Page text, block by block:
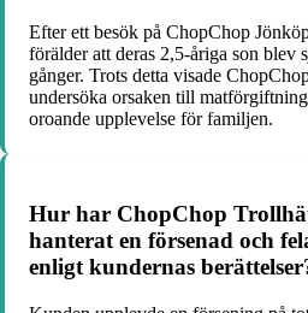
Efter ett besök på ChopChop
förälder att deras 2,5-åriga son blev
gånger. Trots detta visade
undersöka orsaken till
oroande upplevelse för familjen.
Hur har ChopChop
hanterat en försenad och
enligt kundernas